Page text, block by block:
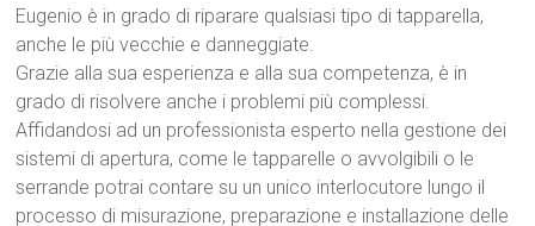
Eugenio è in grado di riparare qualsiasi tipo di tapparella,
anche le più vecchie e danneggiate.
Grazie alla sua esperienza e alla sua competenza, è in
grado di risolvere anche i problemi più complessi.
Affidandosi ad un professionista esperto nella gestione dei
sistemi di apertura, come le tapparelle o avvolgibili o le
serrande potrai contare su un unico interlocutore lungo il
processo di misurazione, preparazione e installazione delle